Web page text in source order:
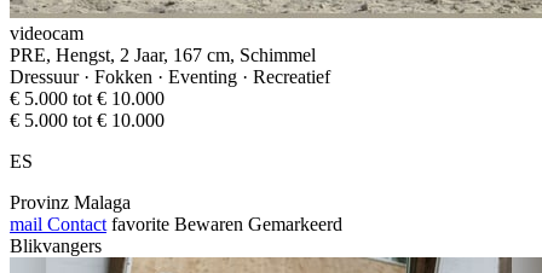
videocam
PRE, Hengst, 2 Jaar, 167 cm, Schimmel
Dressuur · Fokken · Eventing · Recreatief
€ 5.000 tot € 10.000
€ 5.000 tot € 10.000
ES
Provinz Malaga
mail Contact favorite Bewaren Gemarkeerd
Blikvangers